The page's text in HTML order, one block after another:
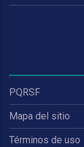
PQRSF
Mapa del sitio
Términos de uso